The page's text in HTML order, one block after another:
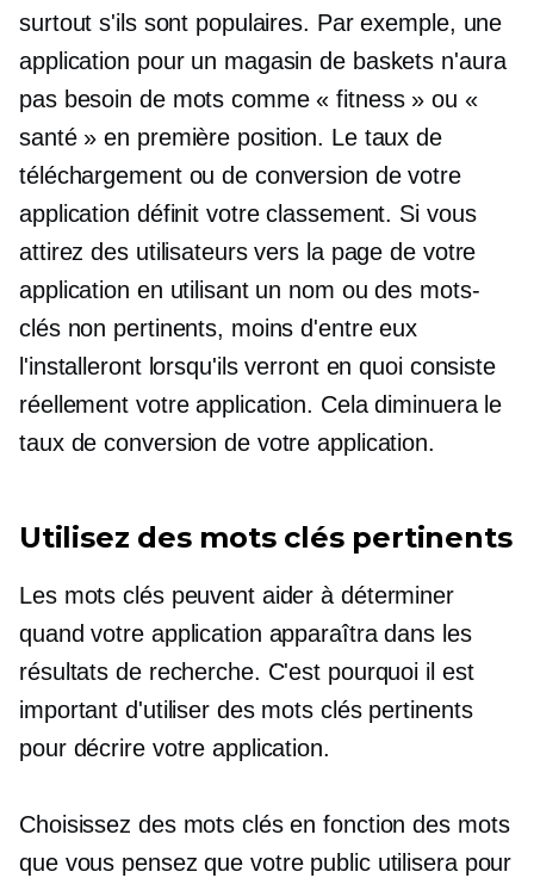
surtout s'ils sont populaires. Par exemple, une
application pour un magasin de baskets n'aura
pas besoin de mots comme « fitness » ou «
santé » en première position. Le taux de
téléchargement ou de conversion de votre
application définit votre classement. Si vous
attirez des utilisateurs vers la page de votre
application en utilisant un nom ou des mots-
clés non pertinents, moins d'entre eux
l'installeront lorsqu'ils verront en quoi consiste
réellement votre application. Cela diminuera le
taux de conversion de votre application.
Utilisez des mots clés pertinents
Les mots clés peuvent aider à déterminer
quand votre application apparaîtra dans les
résultats de recherche. C'est pourquoi il est
important d'utiliser des mots clés pertinents
pour décrire votre application.
Choisissez des mots clés en fonction des mots
que vous pensez que votre public utilisera pour